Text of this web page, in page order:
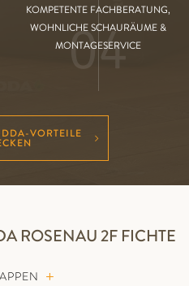
KOMPETENTE FACHBERATUNG,
WOHNLICHE SCHAURÄUME &
MONTAGESERVICE
04
VORTEILE
ROSENAU 2F FICHTE